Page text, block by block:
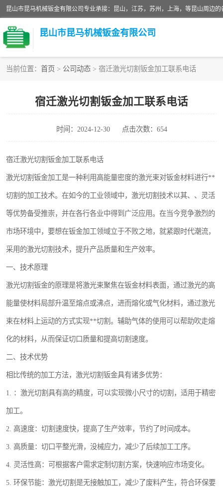
昆山市昆马机械钣金有限公司
当前位置： 首页 > 公司动态 > 宿迁激光切割钣金加工联系电话
宿迁激光切割钣金加工联系电话
时间：2024-12-30 点击次数：654
宿迁激光切割钣金加工联系电话
激光切割钣金加工是一种利用高能量密度的激光束对钣金材料进行**
切割的加工技术。在如今的工业领域中，激光切割技术以其、、灵活
等优势备受推崇，并在各行各业中得到广泛应用。在当今竞争激烈的
市场环境中，要想在钣金加工领域立于不败之地，就紧跟时代潮流，
采用的激光切割技术，提升产品质量和生产效率。
一、技术原理
激光切割钣金的原理是将激光束聚焦在钣金材料表面，通过激光的高
能量使材料局部升温至熔点或沸点，进而熔化或气化材料，通过激光
束在材料上运动的方式实现**切割。辅助气体的使用可以帮助吹走熔
化的材料，从而保证切口质量和提高切割速度。
二、技术优势
相比传统的加工方法，激光切割钣金具有诸多优势：
1. ：激光切割具有高的精度，可以实现微小尺寸的切割，适用于精密
加工。
2. 高速度：切割速度快，提高了生产效率，节约了时间成本。
3. 高质量：切口平整光滑，没械应力，减少了后续加工工序。
4. 灵活性高：可根据客户需求定制切割方案，快速响应市场变化。
5. 环保节能：激光切割是无接触加工，减少了废料产生，符合环保要
不锈钢钣金加工
中纤板钣金加工
大理石拼花钣金加工
激光切割钣金加工